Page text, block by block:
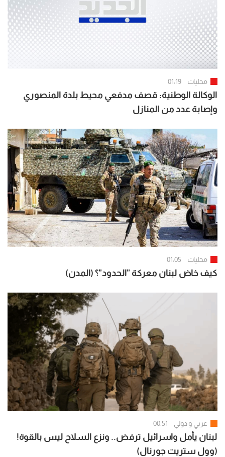
محليات 01:19
الوكالة الوطنية: قصف مدفعي محيط بلدة المنصوري
وإصابة عدد من المنازل
محليات 01:05
كيف خاض لبنان معركة "الحدود"؟ (المدن)
عربي و دولي 00:51
لبنان يأمل واسرائيل ترفض.. ونزع السلاح ليس بالقوة!
(وول ستريت جورنال)